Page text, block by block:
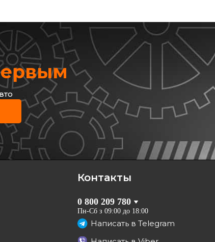
переднего рычага
Epica/Evanda 06-
Контакты
0 800 209 780
Пн-Сб з 09:00 до 18:00
Написать в Telegram